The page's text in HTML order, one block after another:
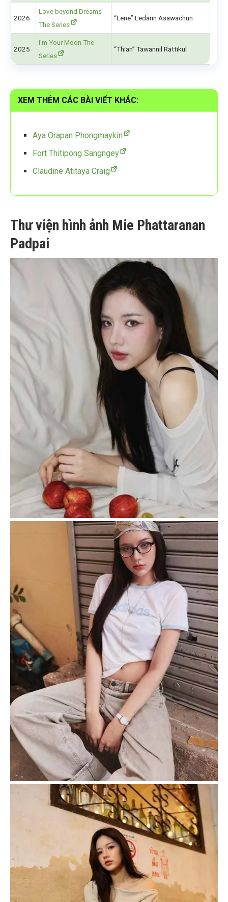
2026
Love beyond Dreams
The Series
“Lene” Ledarin Asawachun
2025
I’m Your Moon The
Series
“Thian” Tawannil Rattikul
XEM THÊM CÁC BÀI VIẾT KHÁC:
Aya Orapan Phongmaykin
Fort Thitipong Sangngey
Claudine Atitaya Craig
Thư viện hình ảnh Mie Phattaranan
Padpai